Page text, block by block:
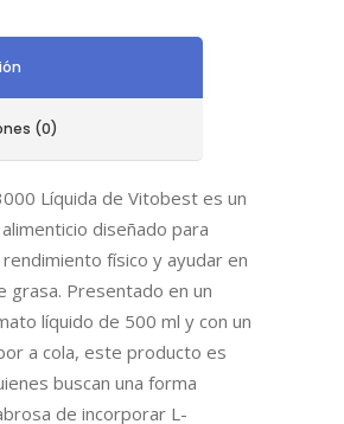
(0)
Líquida de Vitobest es un
diseñado para
físico y ayudar en
grasa. Presentado en un
líquido de 500 ml y con un
a cola, este producto es
buscan una forma
de incorporar L-